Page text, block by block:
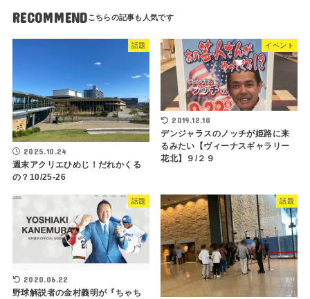
RECOMMEND
話題
2025.10.24
週末アクリエひめじ！だれかくる
の？10/25-26
イベント
2019.12.10
デンジャラスのノッチが姫路に来
るみたい【ヴィーナスギャラリー
花北】９/２９
話題
2020.06.22
野球解説者の金村義明が『ちゃち
話題